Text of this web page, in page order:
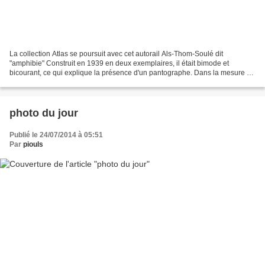
La collection Atlas se poursuit avec cet autorail Als-Thom-Soulé dit
"amphibie" Construit en 1939 en deux exemplaires, il était bimode et
bicourant, ce qui explique la présence d'un pantographe. Dans la mesure où
photo du jour
Publié le 24/07/2014 à 05:51
Par piouls